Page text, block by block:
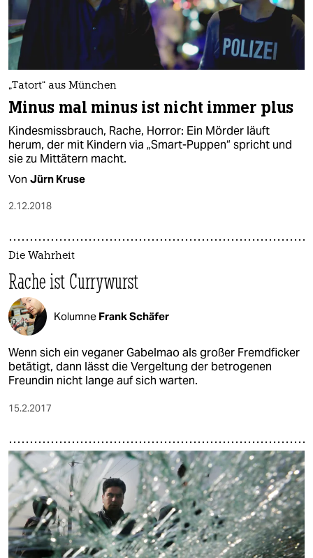
„Tatort“ aus München
Minus mal minus ist nicht immer plus
Kindesmissbrauch, Rache, Horror: Ein Mörder läuft
herum, der mit Kindern via „Smart-Puppen“ spricht und
sie zu Mittätern macht.
Von Jürn Kruse
2.12.2018
Die Wahrheit
Rache ist Currywurst
Kolumne Frank Schäfer
Wenn sich ein veganer Gabelmao als großer Fremdficker
betätigt, dann lässt die Vergeltung der betrogenen
Freundin nicht lange auf sich warten.
15.2.2017